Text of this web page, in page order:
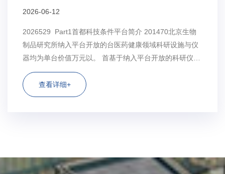
2026-06-12
2026529 Part1首都科技条件平台简介 201470北京生物
制品研究所纳入平台开放的台医药健康领域科研设施与仪
器均为单台价值万元以。 首基于纳入平台开放的科研仪
器，制定了共项服务可承接首都科技创新券。主要包括透
射电镜检测、电感耦合等离子体发射光谱仪检测、高效液
相...
查看详细+